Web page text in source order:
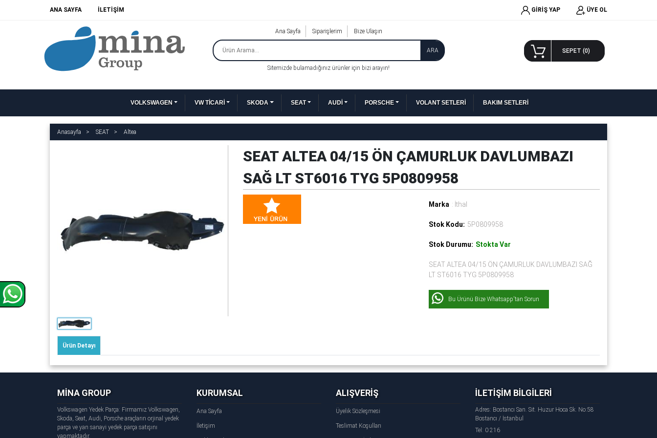
ANA SAYFA İLETİŞİM GİRİŞ YAP ÜYE OL
Ana Sayfa Siparişlerim Bize Ulaşın
ARA
Sitemizde bulamadığınız ürünler için bizi arayın!
SEPET (0)
VOLKSWAGEN VW TİCARİ SKODA SEAT AUDİ PORSCHE VOLANT SETLERİ BAKIM SETLERİ
Anasayfa SEAT Altea
SEAT ALTEA 04/15 ÖN ÇAMURLUK DAVLUMBAZI
SAĞ LT ST6016 TYG 5P0809958
Marka : İthal
Stok Kodu: 5P0809958
Stok Durumu: Stokta Var
SEAT ALTEA 04/15 ÖN ÇAMURLUK DAVLUMBAZI SAĞ
LT ST6016 TYG 5P0809958
Bu Ürünü Bize Whatsapp'tan Sorun
Ürün Detayı
MİNA GROUP
Volkswagen Yedek Parça: Firmamız Volkswagen,
Skoda, Seat, Audi, Porsche araçların orjinal yedek
parça ve yan sanayi yedek parça satışını
yapmaktadır.
KURUMSAL
Ana Sayfa
İletişim
ALIŞVERİŞ
Üyelik Sözleşmesi
Teslimat Koşulları
İLETİŞİM BİLGİLERİ
Adres: Bostancı San. Sit. Huzur Hoca Sk. No:58
Bostancı / İstanbul
Tel: 0 216